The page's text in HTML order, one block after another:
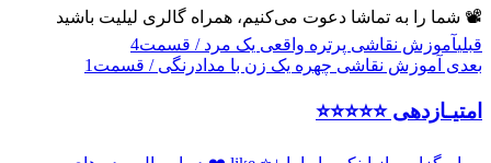
📽 شما را به تماشا دعوت می‌کنیم، همراه گالری لیلیت باشید
قبلیآموزش نقاشی پرتره واقعی یک مرد / قسمت4
بعدی آموزش نقاشی چهره یک زن با مدادرنگی / قسمت1
امتیـازدهی ⭐️⭐️⭐️⭐️⭐️